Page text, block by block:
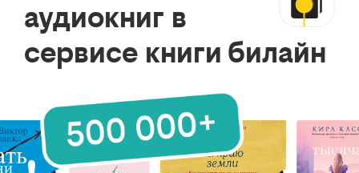
аудиокниг в
сервисе книги билайн